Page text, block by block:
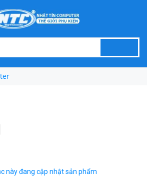
này đang cập nhật sản phẩm